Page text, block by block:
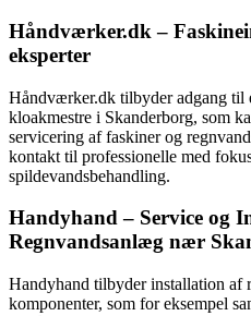
Håndværker.dk –
eksperter
Håndværker.dk tilbyder adgang til
kloakmestre i Skanderborg, som
servicering af faskiner og
kontakt til professionelle med
spildevandsbehandling.
Handyhand – Service og
Regnvandsanlæg nær
Handyhand tilbyder installation af
komponenter, som for eksempel